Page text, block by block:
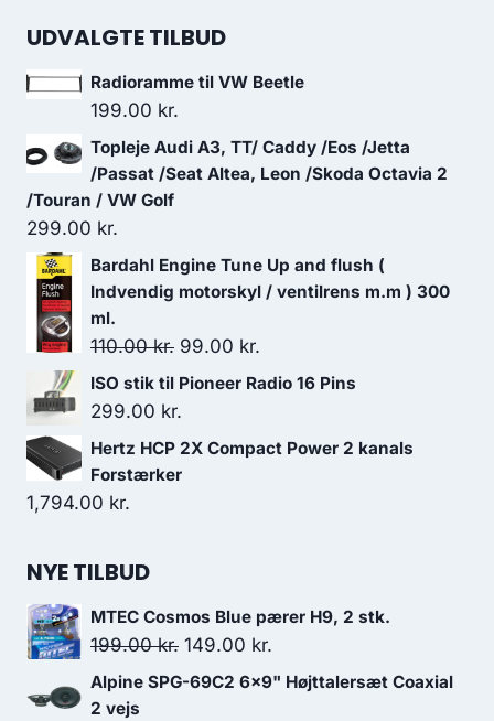
UDVALGTE TILBUD
Radioramme til VW Beetle
199.00 kr.
Topleje Audi A3, TT/ Caddy /Eos /Jetta
/Passat /Seat Altea, Leon /Skoda Octavia 2
/Touran / VW Golf
299.00 kr.
Bardahl Engine Tune Up and flush (
Indvendig motorskyl / ventilrens m.m ) 300
ml.
110.00kr. Den
oprindelige
110.00 kr..
99.00 kr.
aktuelle
ISO stik til Pioneer Radio 16 Pins
299.00 kr.
Hertz HCP 2X Compact Power 2 kanals
Forstærker
1,794.00 kr.
NYE TILBUD
MTEC Cosmos Blue pærer H9, 2 stk.
199.00kr. Den
oprindelige
149.00 kr.
aktuelle
Alpine SPG-69C2 6x9" Højttalersæt Coaxial
2 vejs